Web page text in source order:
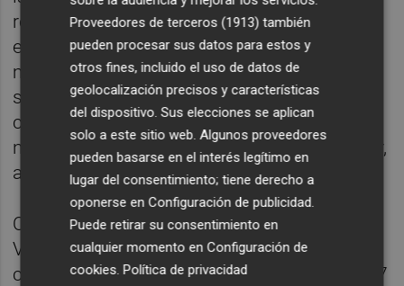
revela la fuerza de la comunidad, la
esperanza y la capacidad de superar los
momentos más oscuros cuando la
solidaridad y el coraje se unen. Una historia
conmovedora que muestra cómo la
naturaleza puede desafiar, pero también unir,
a quienes habitan en su camino.
Otro obra interesante es Les cicatrius de
València: De la fúria de l'aigua a la catarsi
col·lectiva (P.VISIONS). La gran riada de 1957
Proveedores de terceros (1913) también
pueden procesar sus datos para estos y
otros fines, incluido el uso de datos de
geolocalización precisos y características
del dispositivo. Sus elecciones se aplican
solo a este sitio web. Algunos proveedores
pueden basarse en el interés legítimo en
lugar del consentimiento; tiene derecho a
oponerse enConfiguración de publicidad
Puede retirar su consentimiento en
cualquier momento enConfiguración de
cookies .Política de privacidad